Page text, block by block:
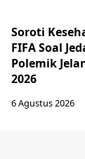
Soroti
FIFA Soal
Polemik
2026
6 Agustus 2026